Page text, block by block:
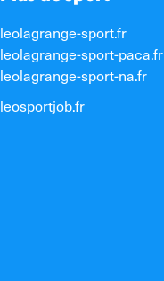
leolagrange-sport.fr
leolagrange-sport-paca.fr
leolagrange-sport-na.fr
leosportjob.fr